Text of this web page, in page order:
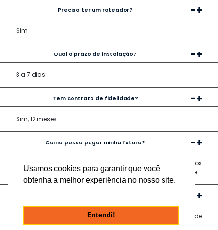
Usamos cookies para garantir que você
obtenha a melhor experiência no nosso site.
Entendi!
Preciso ter um roteador? -+
Sim
Qual o prazo de instalação? -+
3 a 7 dias.
Tem contrato de fidelidade? -+
Sim, 12 meses.
Como posso pagar minha fatura? -+
Em qualquer agência bancária, casas lotéricas, ou nos
escritório Netvex informados no menu contato em nosso site.
-+
Pagando nos escritórios Netvex, liberação imediata, em rede
bancária o prazo de compensação é de até 48 horas.